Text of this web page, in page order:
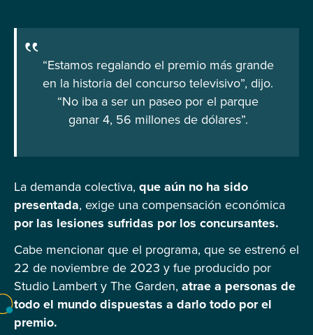
“Estamos regalando el premio más grande
en la historia del concurso televisivo”, dijo.
“No iba a ser un paseo por el parque
ganar 4, 56 millones de dólares”.
La demanda colectiva, que aún no ha sido
presentada, exige una compensación económica
por las lesiones sufridas por los concursantes.
Cabe mencionar que el programa, que se estrenó el
22 de noviembre de 2023 y fue producido por
Studio Lambert y The Garden, atrae a personas de
todo el mundo dispuestas a darlo todo por el
premio.